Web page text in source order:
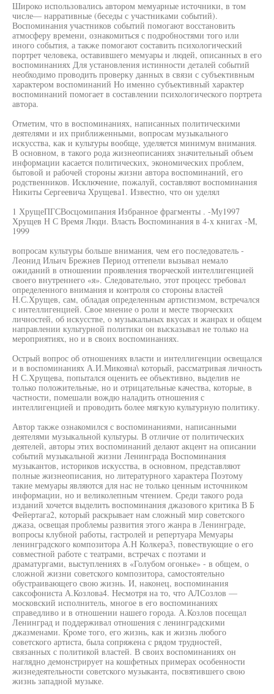
Широко использовались автором мемуарные источники, в том
числе— нарративные (беседы с участниками событий).
Воспоминания участников событий помогают восстановить
атмосферу времени, ознакомиться с подробностями того или
иного события, а также помогают составить психологический
портрет человека, оставившего мемуары и людей, описанных в его
воспоминаниях Для установления истинности деталей событий
необходимо проводить проверку данных в связи с субъективным
характером воспоминаний Но именно субъективный характер
воспоминаний помогает в составлении психологического портрета
автора.
Отметим, что в воспоминаниях, написанных политическими
деятелями и их приближенными, вопросам музыкального
искусства, как и культуры вообще, уделяется минимум внимания.
В основном, в такого рода жизнеописаниях значительный объем
информации касается политических, экономических проблем,
бытовой и рабочей стороны жизни автора воспоминаний, его
родственников. Исключение, пожалуй, составляют воспоминания
Никиты Сергеевича Хрущева1. Известно, что он уделял
1 ХрущеПГСВосцомипания Избранное фрагменты . -Му1997
Хрущев Н С Время Люди. Власть Воспоминания в 4-х книгах -М,
1999
вопросам культуры больше внимания, чем его последователь -
Леонид Ильич Брежнев Период оттепели вызывал немало
ожиданий в отношении проявления творческой интеллигенцией
своего внутреннего «я». Следовательно, этот процесс требовал
определенного внимания и контроля со стороны властей
Н.С.Хрущев, сам, обладая определенным артистизмом, встречался
с интеллигенцией. Свое мнение о роли и месте творческих
личностей, об искусстве, о музыкальных вкусах и жанрах и общем
направлении культурной политики он высказывал не только на
мероприятиях, но и в своих воспоминаниях.
Острый вопрос об отношениях власти и интеллигенции освещался
и в воспоминаниях А.И.Микояна\ который, рассматривая личность
Н С.Хрущева, попытался оценить ее объективно, выделив не
только положительные, но и отрицательные качества, которые, в
частности, помешали вождю наладить отношения с
интеллигенцией и проводить более мягкую культурную политику.
Автор также ознакомился с воспоминаниями, написанными
деятелями музыкальной культуры. В отличие от политических
деятелей, авторы этих воспоминаний делают акцент на описании
событий музыкальной жизни Ленинграда Воспоминания
музыкантов, историков искусства, в основном, представляют
полные жизнеописания, но литературного характера Поэтому
такие мемуары являются для нас не только ценным источником
информации, но и великолепным чтением. Среди такого рода
изданий хочется выделить воспоминания джазового критика В Б
Фейертага2, который раскрывает нам сложный мир советского
джаза, освещая проблемы развития этого жанра в Ленинграде,
вопросы клубной работы, гастролей и репертуара Мемуары
ленинградского композитора А.Н Колкера3, повествующие о его
совместной работе с театрами, встречах с поэтами и
драматургами, выступлениях в «Голубом огоньке» - в общем, о
сложной жизни советского композитора, самостоятельно
обустраивающего свою жизнь. И, наконец, воспоминания
саксофониста А.Козлова4. Несмотря на то, что АЛСозлов —
московский исполнитель, многое в его воспоминаниях
справедливо и в отношении нашего города. А.Козлов посещал
Ленинград и поддерживал отношения с ленинградскими
джазменами. Кроме того, его жизнь, как и жизнь любого
советского артиста, была сопряжена с рядом трудностей,
связанных с политикой властей. В своих воспоминаниях он
наглядно демонстрирует на кошфетных примерах особенности
жизнедеятельности советского музыканта, посвятившего свою
жизнь западной музыке.